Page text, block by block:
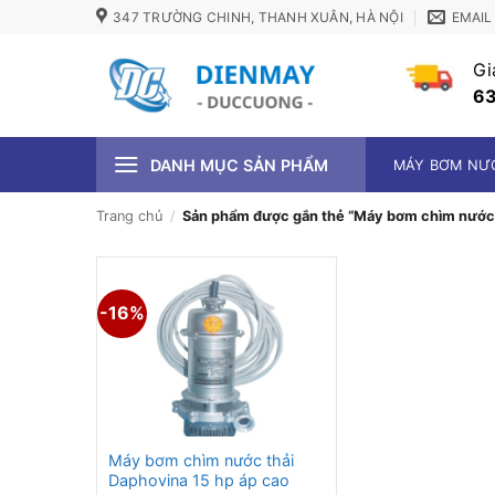
347 TRƯỜNG CHINH, THANH XUÂN, HÀ NỘI EMAIL
DANH MỤC SẢN PHẨM MÁY BƠM
Trang chủ / Sản phẩm được gắn thẻ “Máy bơm chìm
-16%
Máy bơm chìm nước thải
Daphovina 15 hp áp cao